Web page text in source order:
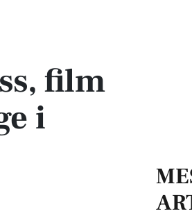
film
i